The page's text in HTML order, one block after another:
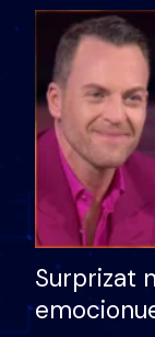
bukura në
mungojë
Surprizat